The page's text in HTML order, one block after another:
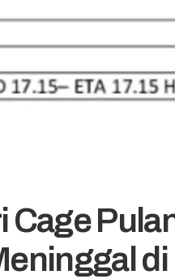
Cage
di